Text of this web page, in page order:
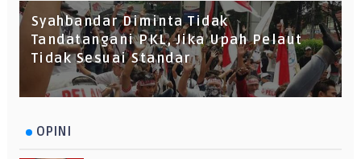
Syahbandar Diminta Tidak
Tandatangani PKL, Jika Upah Pelaut
Tidak Sesuai Standar
OPINI